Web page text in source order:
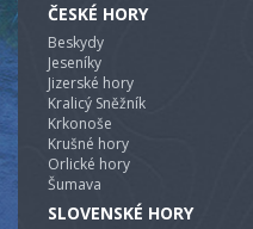
ČESKÉ HORY
Beskydy
Jeseníky
Jizerské hory
Kralicý Sněžník
Krkonoše
Krušné hory
Orlické hory
Šumava
SLOVENSKÉ HORY